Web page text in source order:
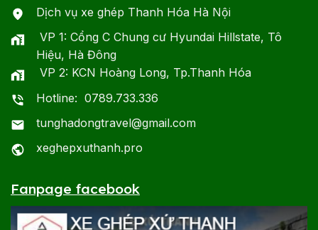
Dịch vụ xe ghép Thanh Hóa Hà Nội
VP 1: Cổng C Chung cư Hyundai Hillstate, Tô
Hiệu, Hà Đông
VP 2: KCN Hoàng Long, Tp.Thanh Hóa
Hotline: 0789.733.336
tunghadongtravel@gmail.com
xeghepxuthanh.pro
Fanpage facebook